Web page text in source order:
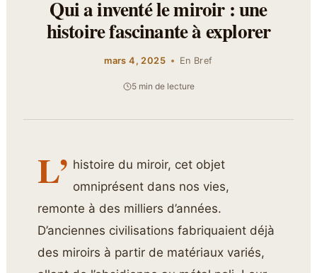
Qui a inventé le miroir : une
histoire fascinante à explorer
mars 4, 2025 En Bref
5 min de lecture
L’ histoire du miroir, cet objet
omniprésent dans nos vies,
remonte à des milliers d’années.
D’anciennes civilisations fabriquaient déjà
des miroirs à partir de matériaux variés,